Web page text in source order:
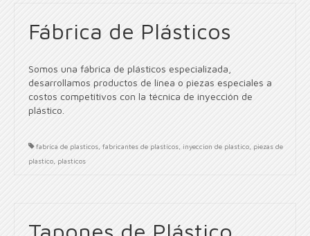
Fábrica de Plásticos
Somos una fábrica de plásticos especializada,
desarrollamos productos de línea o piezas especiales a
costos competitivos con la técnica de inyección de
plástico.
fabrica de plasticos fabricantes de plasticos inyeccion de plastico piezas de
plastico plasticos